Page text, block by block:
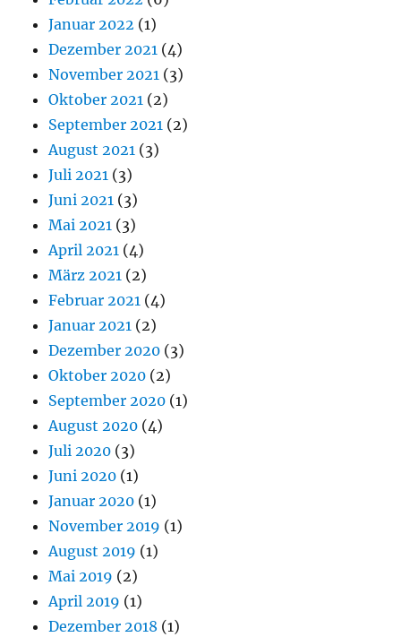
Januar 2022 (1)
Dezember 2021 (4)
November 2021 (3)
Oktober 2021 (2)
September 2021 (2)
August 2021 (3)
Juli 2021 (3)
Juni 2021 (3)
Mai 2021 (3)
April 2021 (4)
März 2021 (2)
Februar 2021 (4)
Januar 2021 (2)
Dezember 2020 (3)
Oktober 2020 (2)
September 2020 (1)
August 2020 (4)
Juli 2020 (3)
Juni 2020 (1)
Januar 2020 (1)
November 2019 (1)
August 2019 (1)
Mai 2019 (2)
April 2019 (1)
Dezember 2018 (1)